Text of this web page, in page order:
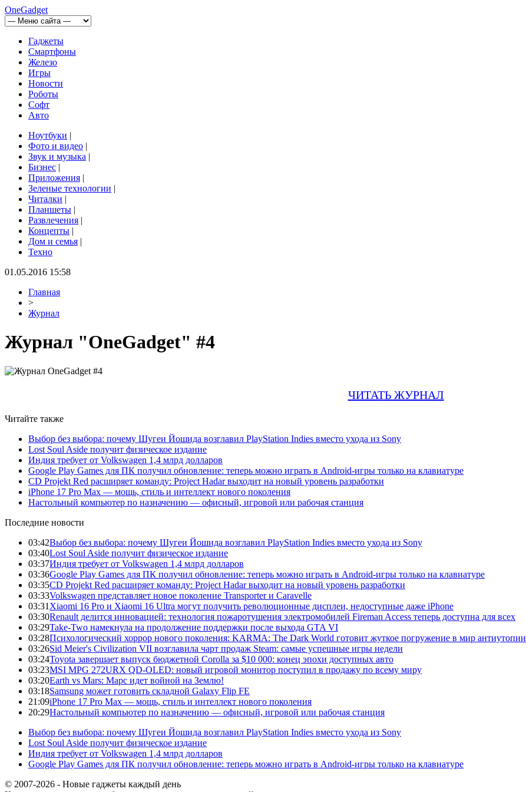
OneGadget
Гаджеты
Смартфоны
Железо
Игры
Новости
Роботы
Софт
Авто
Ноутбуки |
Фото и видео |
Звук и музыка |
Бизнес |
Приложения |
Зеленые технологии |
Читалки |
Планшеты |
Развлечения |
Концепты |
Дом и семья |
Техно
01.05.2016 15:58
Главная
>
Журнал
Журнал "OneGadget" #4
ЧИТАТЬ ЖУРНАЛ
Читайте также
Выбор без выбора: почему Шугеи Йошида возглавил PlayStation Indies вместо ухода из Sony
Lost Soul Aside получит физическое издание
Индия требует от Volkswagen 1,4 млрд долларов
Google Play Games для ПК получил обновление: теперь можно играть в Android-игры только на клавиатуре
CD Projekt Red расширяет команду: Project Hadar выходит на новый уровень разработки
iPhone 17 Pro Max — мощь, стиль и интеллект нового поколения
Настольный компьютер по назначению — офисный, игровой или рабочая станция
Последние новости
03:42Выбор без выбора: почему Шугеи Йошида возглавил PlayStation Indies вместо ухода из Sony
03:40Lost Soul Aside получит физическое издание
03:37Индия требует от Volkswagen 1,4 млрд долларов
03:36Google Play Games для ПК получил обновление: теперь можно играть в Android-игры только на клавиатуре
03:35CD Projekt Red расширяет команду: Project Hadar выходит на новый уровень разработки
03:33Volkswagen представляет новое поколение Transporter и Caravelle
03:31 Xiaomi 16 Pro и Xiaomi 16 Ultra могут получить революционные дисплеи, недоступные даже iPhone
03:30Renault делится инновацией: технология пожаротушения электромобилей Fireman Access теперь доступна для всех
03:29Take-Two намекнула на продолжение поддержки после выхода GTA VI
03:28Психологический хоррор нового поколения: KARMA: The Dark World готовит жуткое погружение в мир антиутопии
03:26Sid Meier's Civilization VII возглавила чарт продаж Steam: самые успешные игры недели
03:24Toyota завершает выпуск бюджетной Corolla за $10 000: конец эпохи доступных авто
03:23MSI MPG 272URX QD-OLED: новый игровой монитор поступил в продажу по всему миру
03:20Earth vs Mars: Марс идет войной на Землю!
03:18Samsung может готовить складной Galaxy Flip FE
21:09iPhone 17 Pro Max — мощь, стиль и интеллект нового поколения
20:29Настольный компьютер по назначению — офисный, игровой или рабочая станция
Выбор без выбора: почему Шугеи Йошида возглавил PlayStation Indies вместо ухода из Sony
Lost Soul Aside получит физическое издание
Индия требует от Volkswagen 1,4 млрд долларов
Google Play Games для ПК получил обновление: теперь можно играть в Android-игры только на клавиатуре
© 2007-2026 - Новые гаджеты каждый день